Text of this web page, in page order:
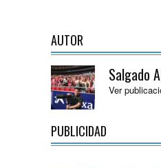
AUTOR
Salgado
Ver
PUBLICIDAD